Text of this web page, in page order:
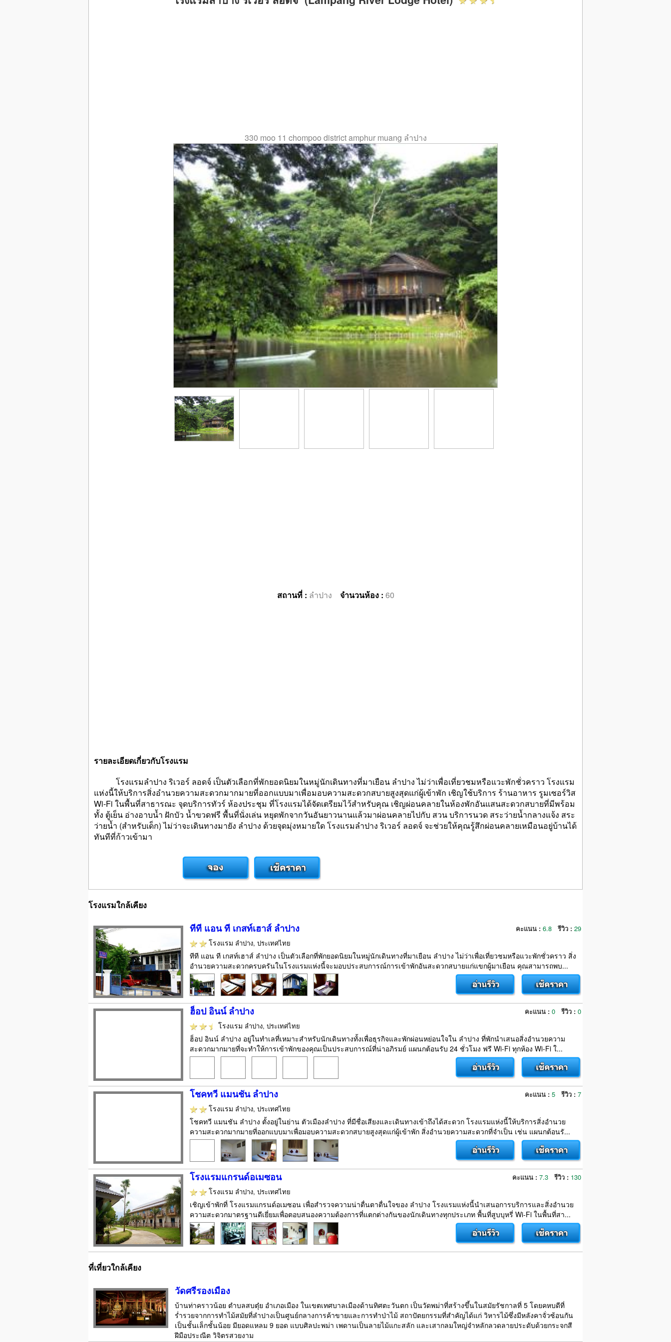
330 moo 11 chompoo district amphur muang ลำปาง
สถานที่ : ลำปาง จำนวนห้อง : 60
รายละเอียดเกี่ยวกับโรงแรม
โรงแรมลำปาง ริเวอร์ ลอดจ์ เป็นตัวเลือกที่พักยอดนิยมในหมู่นักเดินทางที่มาเยือน ลำปาง ไม่ว่าเพื่อเที่ยวชมหรือแวะพักชั่วคราว โรงแรม
แห่งนี้ให้บริการสิ่งอำนวยความสะดวกมากมายที่ออกแบบมาเพื่อมอบความสะดวกสบายสูงสุดแก่ผู้เข้าพัก เชิญใช้บริการ ร้านอาหาร รูมเซอร์วิส
Wi-Fi ในพื้นที่สาธารณะ จุดบริการทัวร์ ห้องประชุม ที่โรงแรมได้จัดเตรียมไว้สำหรับคุณ เชิญผ่อนคลายในห้องพักอันแสนสะดวกสบายที่มีพร้อม
ทั้ง ตู้เย็น อ่างอาบน้ำ ฝักบัว น้ำขวดฟรี พื้นที่นั่งเล่น หยุดพักจากวันอันยาวนานแล้วมาผ่อนคลายไปกับ สวน บริการนวด สระว่ายน้ำกลางแจ้ง สระ
ว่ายน้ำ (สำหรับเด็ก) ไม่ว่าจะเดินทางมายัง ลำปาง ด้วยจุดมุ่งหมายใด โรงแรมลำปาง ริเวอร์ ลอดจ์ จะช่วยให้คุณรู้สึกผ่อนคลายเหมือนอยู่บ้านได้
ทันทีที่ก้าวเข้ามา
โรงแรมใกล้เคียง
ทีที แอน ที เกสท์เฮาส์ ลำปาง คะแนน : 6.8 รีวิว : 29
โรงแรม ลำปาง, ประเทศไทย
ทีที แอน ที เกสท์เฮาส์ ลำปาง เป็นตัวเลือกที่พักยอดนิยมในหมู่นักเดินทางที่มาเยือน ลำปาง ไม่ว่าเพื่อเที่ยวชมหรือแวะพักชั่วคราว สิ่ง
อำนวยความสะดวกครบครันในโรงแรมแห่งนี้จะมอบประสบการณ์การเข้าพักอันสะดวกสบายแก่แขกผู้มาเยือน คุณสามารถพบ...
ฮ็อป อินน์ ลำปาง คะแนน : 0 รีวิว : 0
โรงแรม ลำปาง, ประเทศไทย
ฮ็อป อินน์ ลำปาง อยู่ในทำเลที่เหมาะสำหรับนักเดินทางทั้งเพื่อธุรกิจและพักผ่อนหย่อนใจใน ลำปาง ที่พักนำเสนอสิ่งอำนวยความ
สะดวกมากมายที่จะทำให้การเข้าพักของคุณเป็นประสบการณ์ที่น่าอภิรมย์ แผนกต้อนรับ 24 ชั่วโมง ฟรี Wi-Fi ทุกห้อง Wi-Fi ใ...
โชคทวี แมนชัน ลำปาง คะแนน : 5 รีวิว : 7
โรงแรม ลำปาง, ประเทศไทย
โชคทวี แมนชัน ลำปาง ตั้งอยู่ในย่าน ตัวเมืองลำปาง ที่มีชื่อเสียงและเดินทางเข้าถึงได้สะดวก โรงแรมแห่งนี้ให้บริการสิ่งอำนวย
ความสะดวกมากมายที่ออกแบบมาเพื่อมอบความสะดวกสบายสูงสุดแก่ผู้เข้าพัก สิ่งอำนวยความสะดวกที่จำเป็น เช่น แผนกต้อนรั...
โรงแรมแกรนด์อเมซอน คะแนน : 7.3 รีวิว : 130
โรงแรม ลำปาง, ประเทศไทย
เชิญเข้าพักที่ โรงแรมแกรนด์อเมซอน เพื่อสำรวจความน่าตื่นตาตื่นใจของ ลำปาง โรงแรมแห่งนี้นำเสนอการบริการและสิ่งอำนวย
ความสะดวกมาตรฐานดีเยี่ยมเพื่อตอบสนองความต้องการที่แตกต่างกันของนักเดินทางทุกประเภท พื้นที่สูบบุหรี่ Wi-Fi ในพื้นที่สา...
ที่เที่ยวใกล้เคียง
วัดศรีรองเมือง
บ้านท่าคราวน้อย ตำบลสบตุ๋ย อำเภอเมือง ในเขตเทศบาลเมืองด้านทิศตะวันตก เป็นวัดพม่าที่สร้างขึ้นในสมัยรัชกาลที่ 5 โดยคหบดีที่
ร่ำรวยจากการทำไม้สมัยที่ลำปางเป็นศูนย์กลางการค้าขายและการทำป่าไม้ สถาปัตยกรรมที่สำคัญได้แก่ วิหารไม้ซึ่งมีหลังคาจั่วซ้อนกัน
เป็นชั้นเล็กชั้นน้อย มียอดแหลม 9 ยอด แบบศิลปะพม่า เพดานเป็นลายไม้แกะสลัก และเสากลมใหญ่จำหลักลวดลายประดับด้วยกระจกสี
ฝีมือประณีต วิจิตรสวยงาม